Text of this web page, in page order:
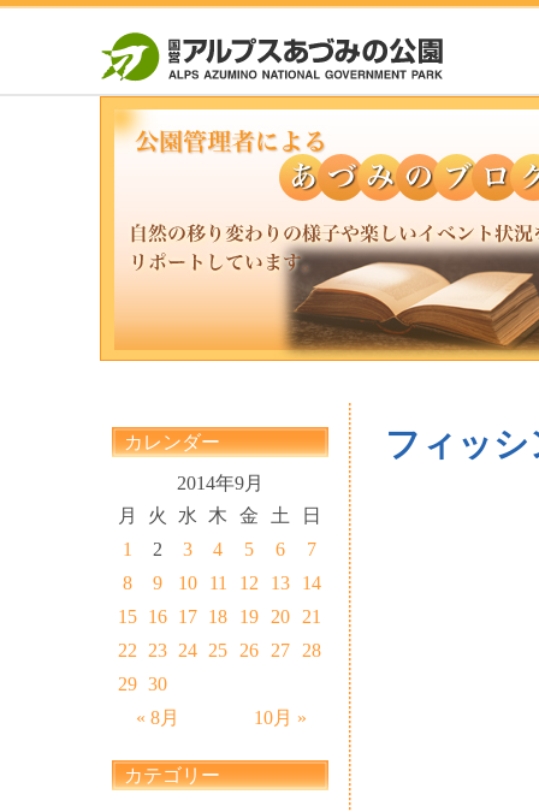
カレンダー
2014年9月
月
火 水 木 金 土 日
« 8月 10月 »
1 2 3 4 5 6
7
8
9 10 11 12 13
14
15 16 17 18 19 20
21
22
23 24 25 26 27
28
29 30
カテゴリー
フィッ